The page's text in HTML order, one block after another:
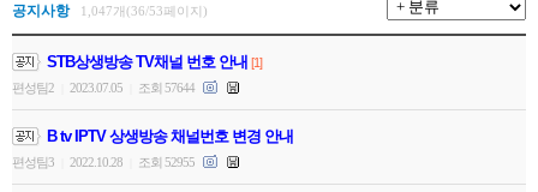
공지사항 1,047개(36/53페이지)
STB상생방송 TV채널 번호 안내 [1]
편성팀2
2023.07.05 조회 57644
B tv IPTV 상생방송 채널번호 변경 안내
편성팀3 2022.10.28 조회 52955